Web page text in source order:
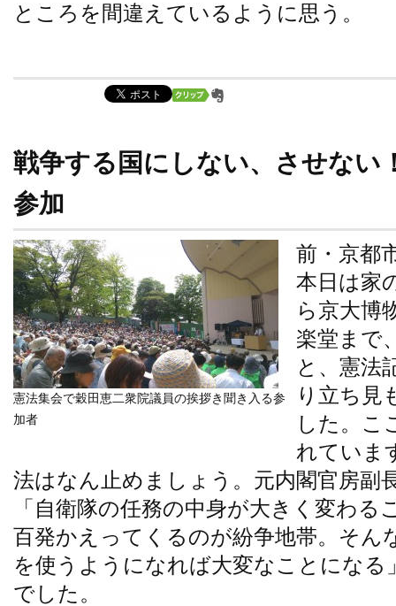
ところを間違えているように思う。
戦争する国にしない、させない
参加
憲法集会で穀田恵二衆院議員の挨拶き聞き入る参
加者
前・京都
本日は家
ら京大博
楽堂まで
と、憲法
り立ち見
した。こ
れていま
法はなん止めましょう。元内閣官房副
「自衛隊の任務の中身が大きく変わる
百発かえってくるのが紛争地帯。そん
を使うようになれば大変なことになる
でした。